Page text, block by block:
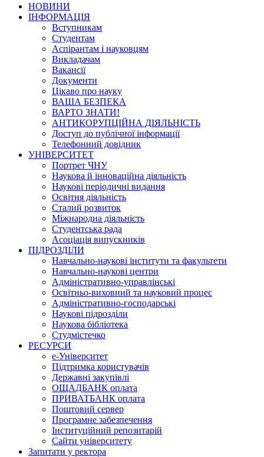
НОВИНИ
ІНФОРМАЦІЯ
Вступникам
Студентам
Аспірантам і науковцям
Викладачам
Вакансії
Документи
Цікаво про науку
ВАША БЕЗПЕКА
ВАРТО ЗНАТИ!
АНТИКОРУПЦІЙНА ДІЯЛЬНІСТЬ
Доступ до публічної інформації
Телефонний довідник
УНІВЕРСИТЕТ
Портрет ЧНУ
Наукова й інноваційна діяльність
Наукові періодичні видання
Освітня діяльність
Сталий розвиток
Міжнародна діяльність
Студентська рада
Асоціація випускників
ПІДРОЗДІЛИ
Навчально-наукові інститути та факультети
Навчально-наукові центри
Адміністративно-управлінські
Освітньо-виховний та науковий процес
Адміністративно-господарські
Наукові підрозділи
Наукова бібліотека
Студмістечко
РЕСУРСИ
е-Університет
Підтримка користувачів
Державні закупівлі
ОЩАДБАНК оплата
ПРИВАТБАНК оплата
Поштовий сервер
Програмне забезпечення
Інституційний репозитарій
Сайти університету
Запитати у ректора